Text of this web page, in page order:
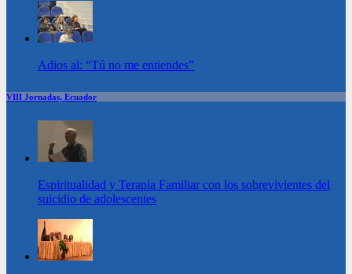
Adios al: “Tú no me entiendes”
VIII Jornadas, Ecuador
Espiritualidad y Terapia Familiar con los sobrevivientes del
suicidio de adolescentes